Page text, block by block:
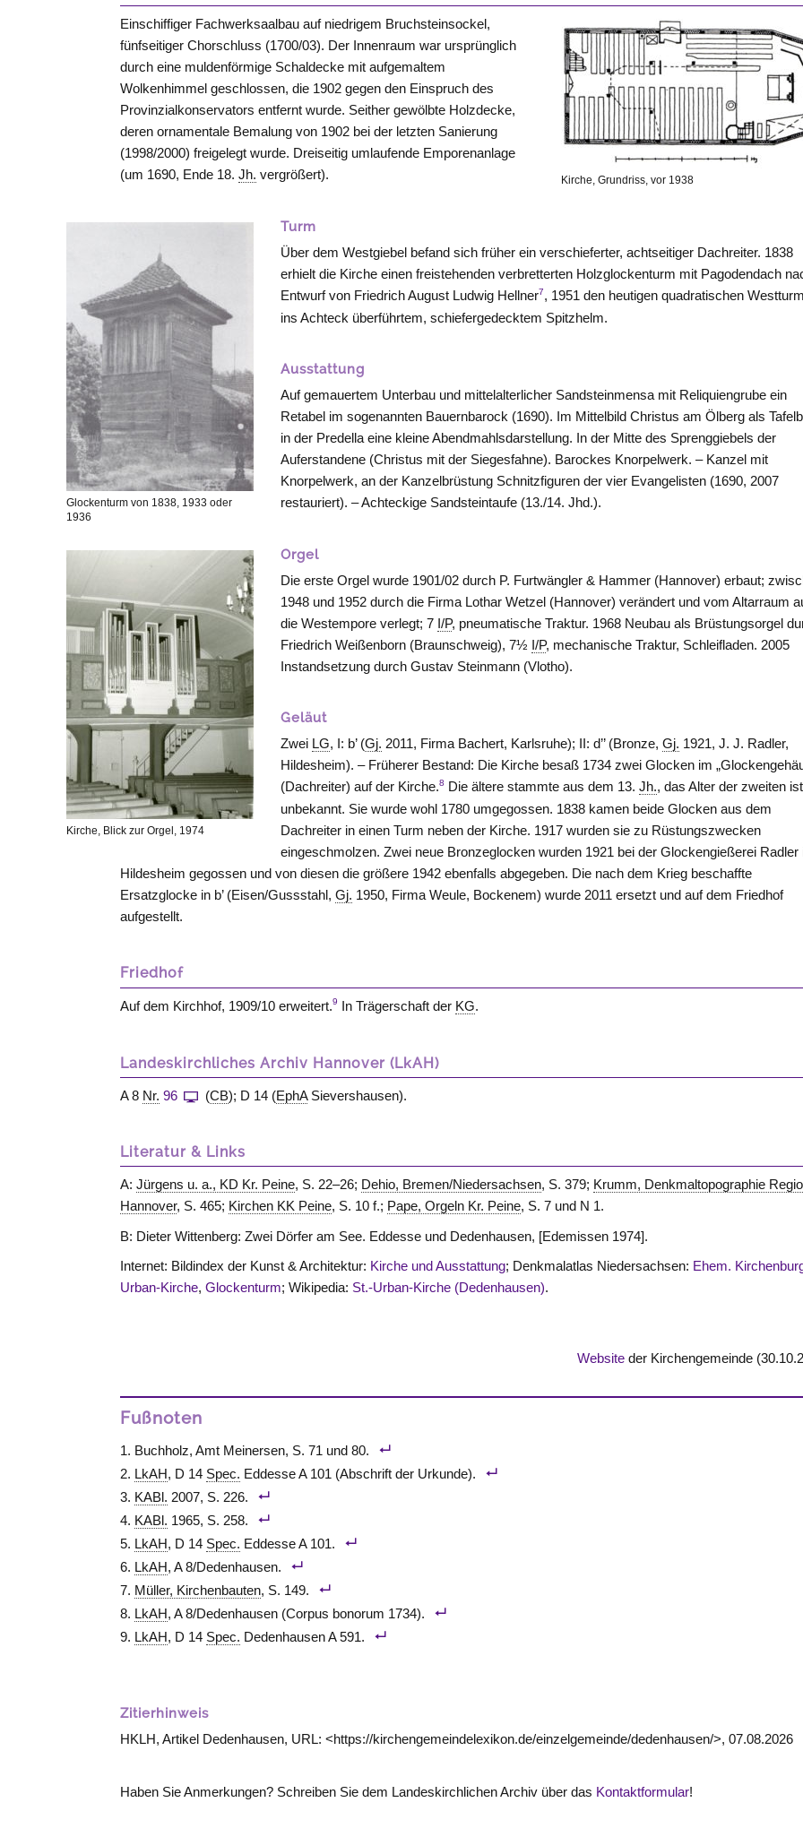
Kirche, Grundriss, vor 1938
Einschiffiger Fachwerksaalbau auf niedrigem Bruchsteinsockel,
fünfseitiger Chorschluss (1700/03). Der Innenraum war ursprünglich
durch eine muldenförmige Schaldecke mit aufgemaltem
Wolkenhimmel geschlossen, die 1902 gegen den Einspruch des
Provinzialkonservators entfernt wurde. Seither gewölbte Holzdecke,
deren ornamentale Bemalung von 1902 bei der letzten Sanierung
(1998/2000) freigelegt wurde. Dreiseitig umlaufende Emporenanlage
(um 1690, Ende 18.Jh. vergrößert).
Glockenturm von 1838, 1933 oder
1936
Turm
Über dem Westgiebel befand sich früher ein verschieferter, achtseitiger Dachreiter. 1838
erhielt die Kirche einen freistehenden verbretterten Holzglockenturm mit Pagodendach
Entwurf von Friedrich August Ludwig Hellner7, 1951 den heutigen quadratischen
ins Achteck überführtem, schiefergedecktem Spitzhelm.
Ausstattung
Auf gemauertem Unterbau und mittelalterlicher Sandsteinmensa mit Reliquiengrube ein
Retabel im sogenannten Bauernbarock (1690). Im Mittelbild Christus am Ölberg als
in der Predella eine kleine Abendmahlsdarstellung. In der Mitte des Sprenggiebels der
Auferstandene (Christus mit der Siegesfahne). Barockes Knorpelwerk. – Kanzel mit
Knorpelwerk, an der Kanzelbrüstung Schnitzfiguren der vier Evangelisten (1690, 2007
restauriert). – Achteckige Sandsteintaufe (13./14. Jhd.).
Kirche, Blick zur Orgel, 1974
Orgel
Die erste Orgel wurde 1901/02 durch P. Furtwängler & Hammer (Hannover) erbaut;
1948 und 1952 durch die Firma Lothar Wetzel (Hannover) verändert und vom Altarraum
die Westempore verlegt; 7 I/P, pneumatische Traktur. 1968 Neubau als Brüstungsorgel
Friedrich Weißenborn (Braunschweig), 7½ I/P, mechanische Traktur, Schleifladen. 2005
Instandsetzung durch Gustav Steinmann (Vlotho).
Geläut
Zwei LG, I: b’ (Gj. 2011, Firma Bachert, Karlsruhe); II: d’’ (Bronze,Gj. 1921, J. J. Radler,
Hildesheim). – Früherer Bestand: Die Kirche besaß 1734 zwei Glocken im
(Dachreiter) auf der Kirche.8 Die ältere stammte aus dem 13.Jh., das Alter der zweiten ist
unbekannt. Sie wurde wohl 1780 umgegossen. 1838 kamen beide Glocken aus dem
Dachreiter in einen Turm neben der Kirche. 1917 wurden sie zu Rüstungszwecken
eingeschmolzen. Zwei neue Bronzeglocken wurden 1921 bei der Glockengießerei Radler
Hildesheim gegossen und von diesen die größere 1942 ebenfalls abgegeben. Die nach dem Krieg beschaffte
Ersatzglocke in b’ (Eisen/Gussstahl,Gj. 1950, Firma Weule, Bockenem) wurde 2011 ersetzt und auf dem Friedhof
aufgestellt.
Friedhof
Auf dem Kirchhof, 1909/10 erweitert.9 In Trägerschaft der KG.
Landeskirchliches Archiv Hannover (LkAH)
A 8 Nr. 96 (CB); D 14 (EphASievershausen).
Literatur & Links
A:Jürgens u. a., KD Kr. Peine, S. 22–26; Dehio, Bremen/Niedersachsen, S. 379; Krumm, Denkmaltopographie
Hannover, S. 465; Kirchen KK Peine, S. 10 f.; Pape, Orgeln Kr. Peine, S. 7 und N 1.
B: Dieter Wittenberg: Zwei Dörfer am See. Eddesse und Dedenhausen, [Edemissen 1974].
Internet: Bildindex der Kunst & Architektur: Kirche und Ausstattung; Denkmalatlas Niedersachsen: Ehem.
Urban-Kirche,Glockenturm; Wikipedia: St.-Urban-Kirche (Dedenhausen).
Website der Kirchengemeinde
Fußnoten
Buchholz, Amt Meinersen, S. 71 und 80.
LkAH, D 14 Spec. Eddesse A 101 (Abschrift der Urkunde).
KABl. 2007, S. 226.
KABl. 1965, S. 258.
LkAH, D 14 Spec. Eddesse A 101.
LkAH, A 8/Dedenhausen.
Müller, Kirchenbauten, S. 149.
LkAH, A 8/Dedenhausen (Corpus bonorum 1734).
LkAH, D 14 Spec. Dedenhausen A 591.
Zitierhinweis
HKLH, Artikel Dedenhausen, URL: <https://kirchengemeindelexikon.de/einzelgemeinde/dedenhausen/>, 07.08.2026
Haben Sie Anmerkungen? Schreiben Sie dem Landeskirchlichen Archiv über das Kontaktformular!